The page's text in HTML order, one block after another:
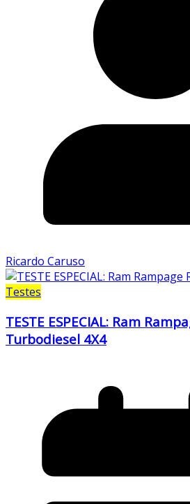
Ricardo Caruso
Testes
TESTE ESPECIAL: Ram
Turbodiesel 4X4